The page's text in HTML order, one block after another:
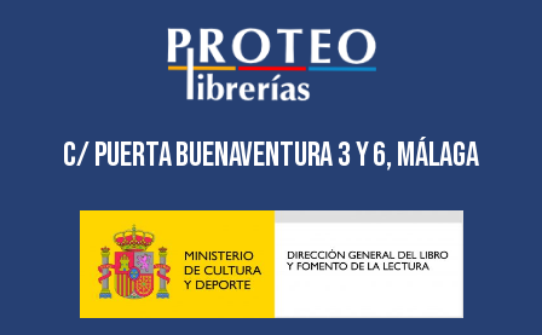
C/ Puerta Buenaventura 3 y 6, Málaga